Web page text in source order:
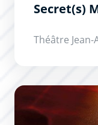
Secret(s)
Théâtre Jean-
Brel ! Le Spectacle